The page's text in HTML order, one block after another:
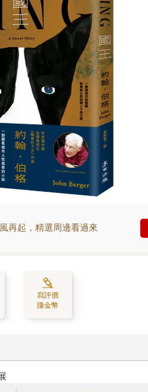
再起，精選周邊看過來
寫評價
賺金幣